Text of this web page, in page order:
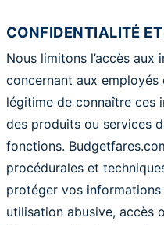
CONFIDENTIALITÉ
Nous limitons l’accès
concernant aux
légitime de connaître ces
des produits ou services
fonctions.
procédurales et
protéger vos
utilisation abusive, accès